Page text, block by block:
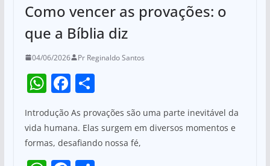
Como vencer as provações: o
que a Bíblia diz
04/06/2026 Pr Reginaldo Santos
W
h
at
s
A
F
a
c
e
b
S
ar
e
Introdução As provações são uma parte inevitável da
vida humana. Elas surgem em diversos momentos e
formas, desafiando nossa fé,